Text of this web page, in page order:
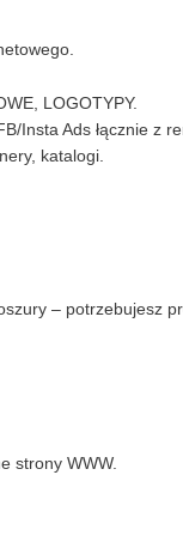
LOGOTYPY.
Insta Ads łącznie z
katalogi.
– potrzebujesz
strony WWW.